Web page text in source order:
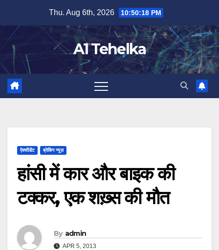
content
Thu. Aug 6th, 2026 10:50:18 PM
A1 Tehelka
ऐक्सीडेंट ब्रेकिंग न्यूज़
हांसी में कार और बाइक की
टक्कर, एक शख़्स की मौत
By admin
APR 5, 2013